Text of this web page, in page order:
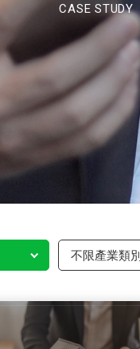
CASE STUDY
不限產業類別